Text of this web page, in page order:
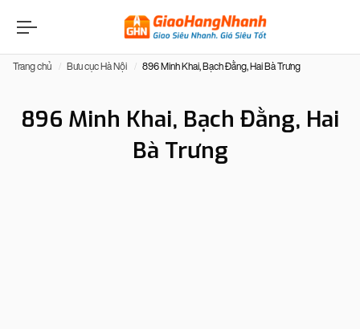
Trang chủ Bưu cục Hà Nội 896 Minh Khai, Bạch Đằng, Hai Bà Trưng
896 Minh Khai, Bạch Đằng, Hai
Bà Trưng